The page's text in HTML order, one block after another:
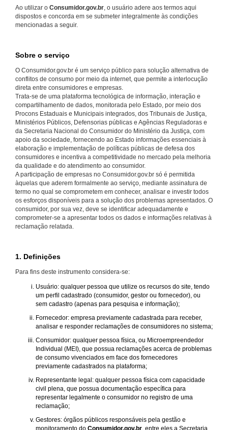
Ao utilizar o Consumidor.gov.br, o usuário adere aos termos aqui
dispostos e concorda em se submeter integralmente às condições
mencionadas a seguir.
Sobre o serviço
O Consumidor.gov.br é um serviço público para solução alternativa de
conflitos de consumo por meio da internet, que permite a interlocução
direta entre consumidores e empresas.
Trata-se de uma plataforma tecnológica de informação, interação e
compartilhamento de dados, monitorada pelo Estado, por meio dos
Procons Estaduais e Municipais integrados, dos Tribunais de Justiça,
Ministérios Públicos, Defensorias públicas e Agências Reguladoras e
da Secretaria Nacional do Consumidor do Ministério da Justiça, com
apoio da sociedade, fornecendo ao Estado informações essenciais à
elaboração e implementação de políticas públicas de defesa dos
consumidores e incentiva a competitividade no mercado pela melhoria
da qualidade e do atendimento ao consumidor.
A participação de empresas no Consumidor.gov.br só é permitida
àquelas que aderem formalmente ao serviço, mediante assinatura de
termo no qual se comprometem em conhecer, analisar e investir todos
os esforços disponíveis para a solução dos problemas apresentados. O
consumidor, por sua vez, deve se identificar adequadamente e
comprometer-se a apresentar todos os dados e informações relativas à
reclamação relatada.
1. Definições
Para fins deste instrumento considera-se:
Usuário: qualquer pessoa que utilize os recursos do site, tendo
um perfil cadastrado (consumidor, gestor ou fornecedor), ou
sem cadastro (apenas para pesquisa e informação);
Fornecedor: empresa previamente cadastrada para receber,
analisar e responder reclamações de consumidores no sistema;
Consumidor: qualquer pessoa física, ou Microempreendedor
Individual (MEI), que possua reclamações acerca de problemas
de consumo vivenciados em face dos fornecedores
previamente cadastrados na plataforma;
Representante legal: qualquer pessoa física com capacidade
civil plena, que possua documentação específica para
representar legalmente o consumidor no registro de uma
reclamação;
Gestores: órgãos públicos responsáveis pela gestão e